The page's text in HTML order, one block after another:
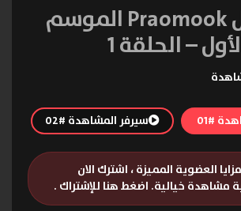
مسلسل Praomook الموسم
– الحلقة 1
#01 سيرفر المشاهدة #02
العضوية المميزة ، اشترك الان
مشاهدة خيالية. اضغط هنا للإشتراك .